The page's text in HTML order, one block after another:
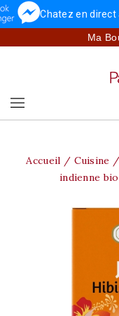
Chatez en direct
Ma
Accueil Cuisine
indienne